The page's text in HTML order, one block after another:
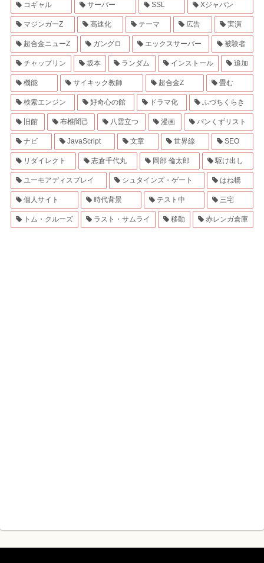
コギャル サーバー SSL Xジャパン
マジンガーZ 高速化 テーマ 広告 実演
超合金ニューZ ガングロ エックスサーバー 被験者
チャップリン 坂本 ランダム インストール 追加
機能 サイキック教師 超合金Z 畳む
検索エンジン 好奇心の館 ドラマ化 ふづちくらき
旧館 布椎闇己 八雲立つ 漫画 パンくずリスト
ナビ JavaScript 文章 世界線 SEO
リダイレクト 志倉千代丸 岡部 倫太郎 駆け出し
ユーモアディスプレイ シュタインズ・ゲート はね橋
個人サイト 時代背景 テスト中 三宅
トム・クルーズ ラスト・サムライ 移動 赤レンガ倉庫